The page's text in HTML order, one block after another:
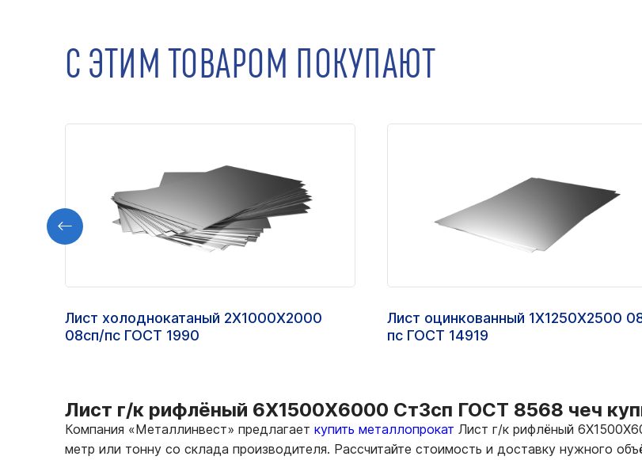
С ЭТИМ ТОВАРОМ ПОКУПАЮТ
Лист холоднокатаный 2Х1000Х2000
08сп/пс ГОСТ 1990
Лист оцинкованный 1Х1250Х2500
пс ГОСТ 14919
Лист г/к рифлёный 6Х1500Х6000 Ст3сп ГОСТ 8568 чеч
Компания «Металлинвест» предлагает купить металлопрокат Лист г/к рифлёный
метр или тонну со склада производителя. Рассчитайте стоимость и доставку нужного